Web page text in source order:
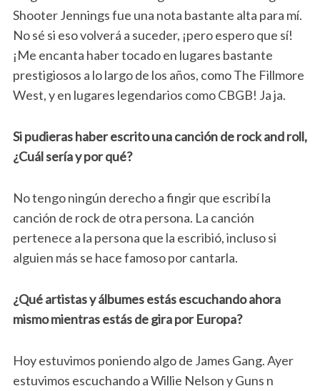
Shooter Jennings fue una nota bastante alta para mí.
No sé si eso volverá a suceder, ¡pero espero que sí!
¡Me encanta haber tocado en lugares bastante
prestigiosos a lo largo de los años, como The Fillmore
West, y en lugares legendarios como CBGB! Ja ja.
Si pudieras haber escrito una canción de rock and roll,
¿Cuál sería y por qué?
No tengo ningún derecho a fingir que escribí la
canción de rock de otra persona. La canción
pertenece a la persona que la escribió, incluso si
alguien más se hace famoso por cantarla.
¿Qué artistas y álbumes estás escuchando ahora
mismo mientras estás de gira por Europa?
Hoy estuvimos poniendo algo de James Gang. Ayer
estuvimos escuchando a Willie Nelson y Guns n